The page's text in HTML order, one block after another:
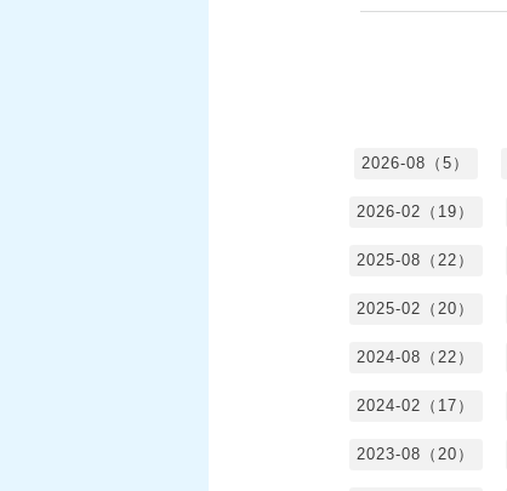
2026-08（5）
2026-02（19）
2025-08（22）
2025-02（20）
2024-08（22）
2024-02（17）
2023-08（20）